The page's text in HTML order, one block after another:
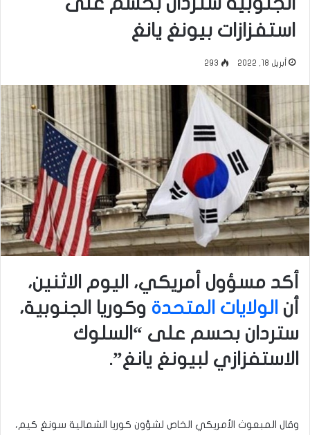
استفزازات بيونغ يانغ
أبريل 18, 2022 293
أكد مسؤول أمريكي، اليوم الاثنين،
أن الولايات المتحدة وكوريا الجنوبية،
ستردان بحسم على “السلوك
الاستفزازي لبيونغ يانغ”.
وقال المبعوث الأمريكي الخاص لشؤون كوريا الشمالية سونغ كيم،